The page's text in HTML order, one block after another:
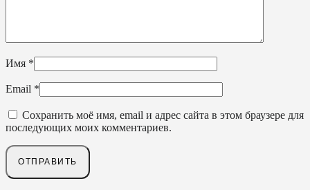
Имя *
Email *
Сохранить моё имя, email и адрес сайта в этом браузере для
последующих моих комментариев.